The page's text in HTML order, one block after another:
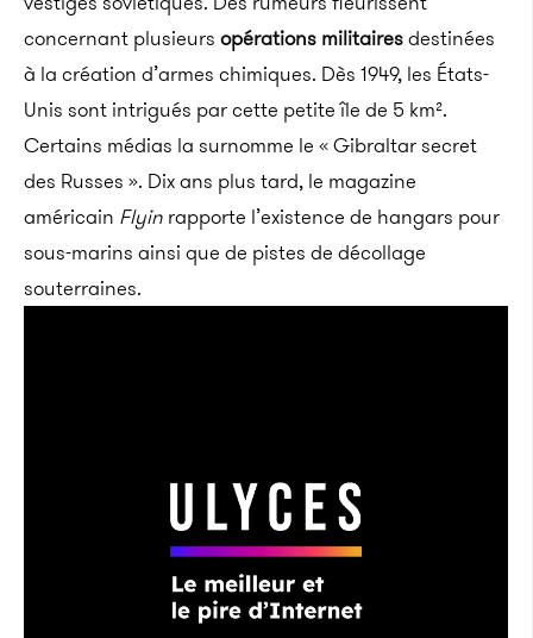
concernant plusieurs opérations militairesdestinées
à la création d’armes chimiques. Dès 1949, les États-
Unis sont intrigués par cette petite île de 5 km².
Certains médias la surnomme le « Gibraltar secret
des Russes ». Dix ans plus tard, le magazine
américain Flyin rapporte l’existence de hangars pour
sous-marins ainsi que de pistes de décollage
souterraines.